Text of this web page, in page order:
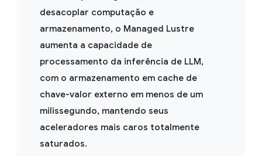
desacoplar computação e
armazenamento, o Managed Lustre
aumenta a capacidade de
processamento da inferência de LLM,
com o armazenamento em cache de
chave-valor externo em menos de um
milissegundo, mantendo seus
aceleradores mais caros totalmente
saturados.